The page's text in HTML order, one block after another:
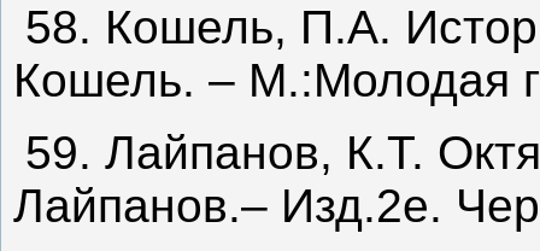
58. Кошель, П.А.
Кошель. – М.:Молодая
59. Лайпанов, К.Т.
Лайпанов.– Изд.2е.